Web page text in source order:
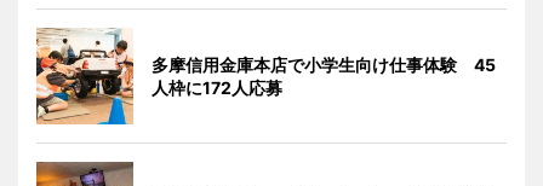
多摩信用金庫本店で小学生向け仕事体験 45
人枠に172人応募